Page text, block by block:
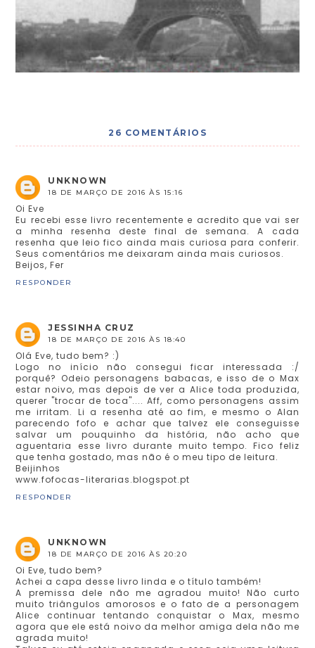
26 COMENTÁRIOS
UNKNOWN
18 DE MARÇO DE 2016 ÀS 15:16
Oi Eve
Eu recebi esse livro recentemente e acredito que vai ser
a minha resenha deste final de semana. A cada
resenha que leio fico ainda mais curiosa para conferir.
Seus comentários me deixaram ainda mais curiosos.
Beijos, Fer
RESPONDER
JESSINHA CRUZ
18 DE MARÇO DE 2016 ÀS 18:40
Olá Eve, tudo bem? :)
Logo no início não consegui ficar interessada :/
porquê? Odeio personagens babacas, e isso de o Max
estar noivo, mas depois de ver a Alice toda produzida,
querer "trocar de toca".... Aff, como personagens assim
me irritam. Li a resenha até ao fim, e mesmo o Alan
parecendo fofo e achar que talvez ele conseguisse
salvar um pouquinho da história, não acho que
aguentaria esse livro durante muito tempo. Fico feliz
que tenha gostado, mas não é o meu tipo de leitura.
Beijinhos
www.fofocas-literarias.blogspot.pt
RESPONDER
UNKNOWN
18 DE MARÇO DE 2016 ÀS 20:20
Oi Eve, tudo bem?
Achei a capa desse livro linda e o título também!
A premissa dele não me agradou muito! Não curto
muito triângulos amorosos e o fato de a personagem
Alice continuar tentando conquistar o Max, mesmo
agora que ele está noivo da melhor amiga dela não me
agrada muito!